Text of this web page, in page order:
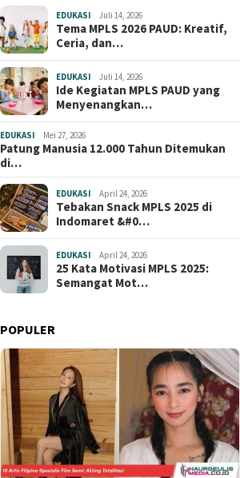
EDUKASI Juli 14, 2026
Tema MPLS 2026 PAUD: Kreatif,
Ceria, dan…
EDUKASI Juli 14, 2026
Ide Kegiatan MPLS PAUD yang
Menyenangkan…
EDUKASI Mei 27, 2026
Patung Manusia 12.000 Tahun Ditemukan
di…
EDUKASI April 24, 2026
Tebakan Snack MPLS 2025 di
Indomaret &#0…
EDUKASI April 24, 2026
25 Kata Motivasi MPLS 2025:
Semangat Mot…
POPULER